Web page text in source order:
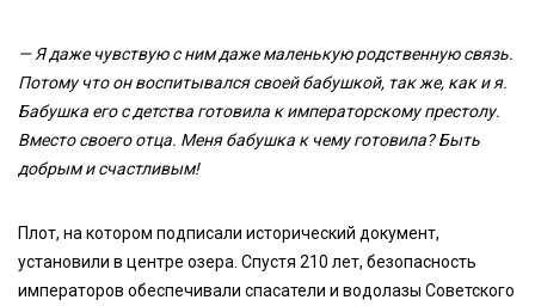
— Я даже чувствую с ним даже маленькую родственную связь.
Потому что он воспитывался своей бабушкой, так же, как и я.
Бабушка его с детства готовила к императорскому престолу.
Вместо своего отца. Меня бабушка к чему готовила? Быть
добрым и счастливым!
Плот, на котором подписали исторический документ,
установили в центре озера. Спустя 210 лет, безопасность
императоров обеспечивали спасатели и водолазы Советского